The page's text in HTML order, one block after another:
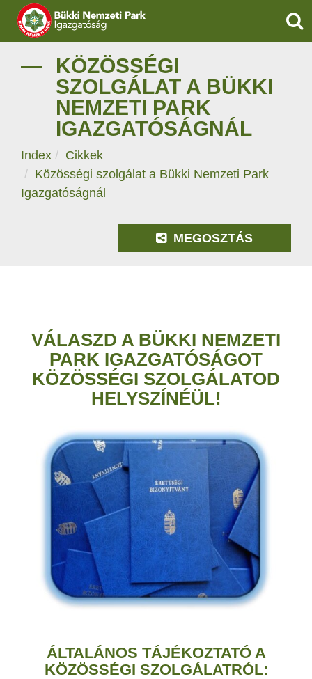
IGAZGATÓSÁG
TERMÉSZETVÉDELEM
VÍZVÉDELEM
OKTATÁS
KÖZÖSSÉGI
SZOLGÁLAT A BÜKKI
NEMZETI PARK
IGAZGATÓSÁGNÁL
Index
Cikkek
Közösségi szolgálat a Bükki Nemzeti Park
Igazgatóságnál
MEGOSZTÁS
VÁLASZD A BÜKKI NEMZETI
PARK IGAZGATÓSÁGOT
KÖZÖSSÉGI SZOLGÁLATOD
HELYSZÍNÉÜL!
ÁLTALÁNOS TÁJÉKOZTATÓ A
KÖZÖSSÉGI SZOLGÁLATRÓL: